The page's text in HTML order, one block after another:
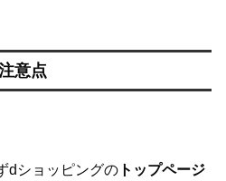
意点
dショッピングの トップページ